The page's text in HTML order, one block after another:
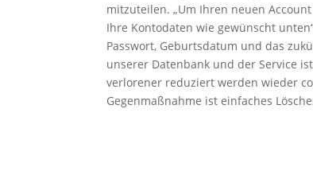
mitzuteilen. „Um Ihren neuen
Ihre Kontodaten wie gewünscht
Passwort, Geburtsdatum und das
unserer Datenbank und der Service
verlorener reduziert werden wieder
Gegenmaßnahme ist einfaches